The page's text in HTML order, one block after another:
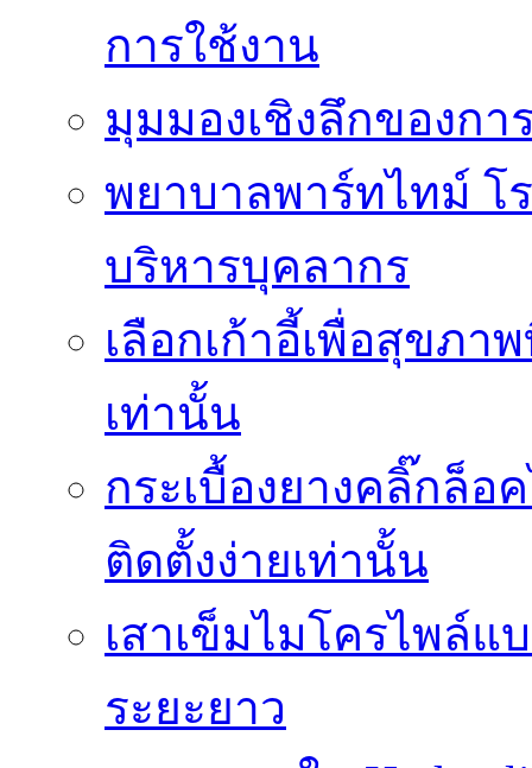
การใช้งาน
มุมมองเชิงลึกของก
พยาบาลพาร์ทไทม์ โ
บริหารบุคลากร
เลือกเก้าอี้เพื่อสุขภา
เท่านั้น
กระเบื้องยางคลิ๊กล็อ
ติดตั้งง่ายเท่านั้น
เสาเข็มไมโครไพล์
ระยะยาว